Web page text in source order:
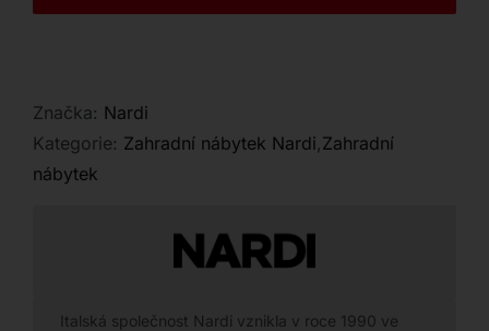
Značka: Nardi
Kategorie: Zahradní nábytek Nardi,Zahradní
nábytek
Italská společnost Nardi vznikla v roce 1990 ve